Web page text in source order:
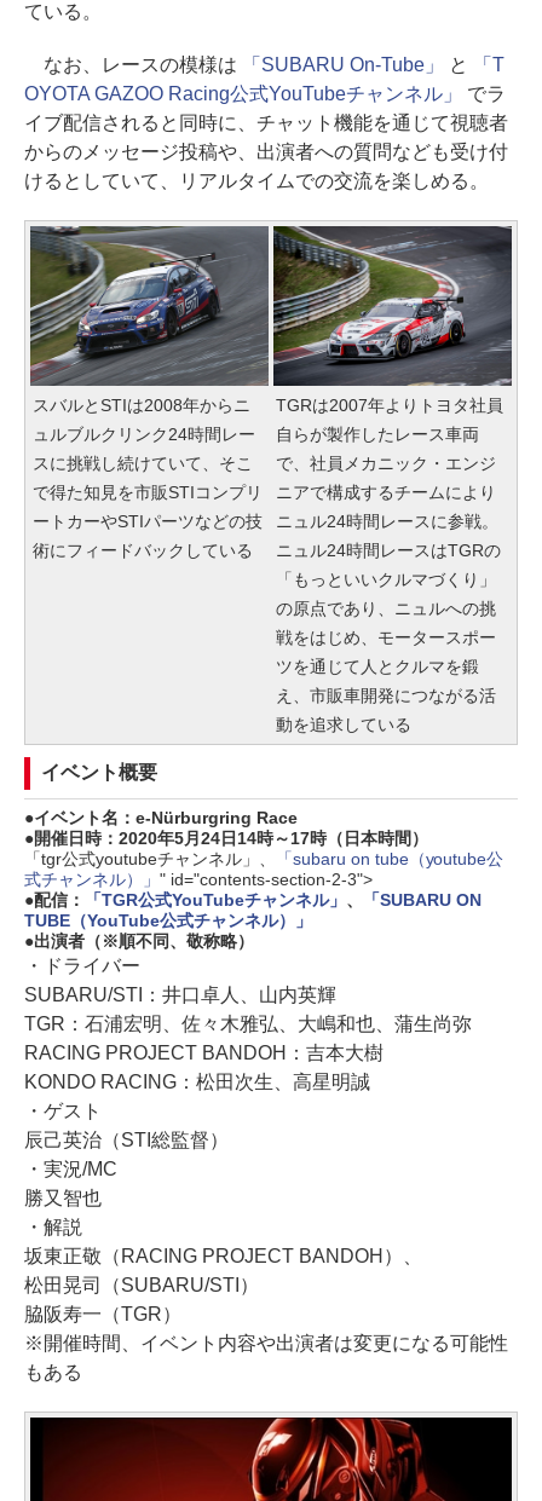
ている。
なお、レースの模様は 「SUBARU On-Tube」 と
「T
OYOTA GAZOO Racing公式YouTubeチャンネル」
でラ
イブ配信されると同時に、チャット機能を通じて視聴者
からのメッセージ投稿や、出演者への質問なども受け付
けるとしていて、リアルタイムでの交流を楽しめる。
スバルとSTIは2008年からニ
ュルブルクリンク24時間レー
スに挑戦し続けていて、そこ
で得た知見を市販STIコンプリ
ートカーやSTIパーツなどの技
術にフィードバックしている
TGRは2007年よりトヨタ社員
自らが製作したレース車両
で、社員メカニック・エンジ
ニアで構成するチームにより
ニュル24時間レースに参戦。
ニュル24時間レースはTGRの
「もっといいクルマづくり」
の原点であり、ニュルへの挑
戦をはじめ、モータースポー
ツを通じて人とクルマを鍛
え、市販車開発につながる活
動を追求している
イベント概要
イベント名：e-Nürburgring Race
開催日時：2020年5月24日14時～17時（日本時間）
「tgr公式youtubeチャンネル」、
「subaru on tube（youtube公
式チャンネル）」 " id="contents-section-2-3">
配信：
「TGR公式YouTubeチャンネル」 、
「SUBARU ON
TUBE（YouTube公式チャンネル）」
出演者（※順不同、敬称略）
・ドライバー
SUBARU/STI：井口卓人、山内英輝
TGR：石浦宏明、佐々木雅弘、大嶋和也、蒲生尚弥
RACING PROJECT BANDOH：吉本大樹
KONDO RACING：松田次生、高星明誠
・ゲスト
辰己英治（STI総監督）
・実況/MC
勝又智也
・解説
坂東正敬（RACING PROJECT BANDOH）、
松田晃司（SUBARU/STI）
脇阪寿一（TGR）
※開催時間、イベント内容や出演者は変更になる可能性
もある